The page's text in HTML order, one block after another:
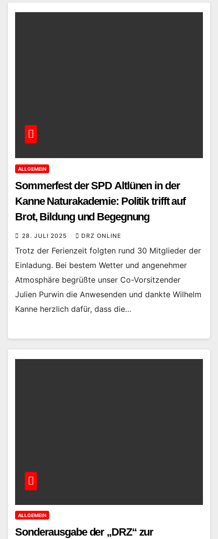
ALLGEMEIN
Sommerfest der SPD Altlünen in der
Kanne Naturakademie: Politik trifft auf
Brot, Bildung und Begegnung
28. JULI 2025 DRZ ONLINE
Trotz der Ferienzeit folgten rund 30 Mitglieder der
Einladung. Bei bestem Wetter und angenehmer
Atmosphäre begrüßte unser Co-Vorsitzender
Julien Purwin die Anwesenden und dankte Wilhelm
Kanne herzlich dafür, dass die…
ALLGEMEIN
Sonderausgabe der „DRZ“ zur